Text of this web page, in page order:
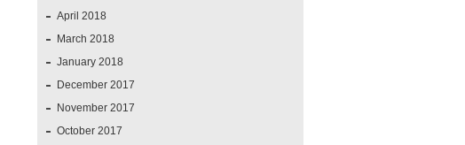
April 2018
March 2018
January 2018
December 2017
November 2017
October 2017